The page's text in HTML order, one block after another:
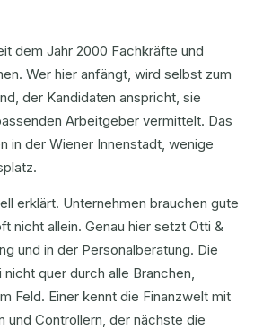
dem Jahr 2000 Fachkräfte und
Wer hier anfängt, wird selbst zum
der Kandidaten anspricht, sie
Arbeitgeber vermittelt. Das
in der Wiener Innenstadt, wenige
erklärt. Unternehmen brauchen gute
nicht allein. Genau hier setzt Otti &
und in der Personalberatung. Die
quer durch alle Branchen,
Feld. Einer kennt die Finanzwelt mit
und Controllern, der nächste die